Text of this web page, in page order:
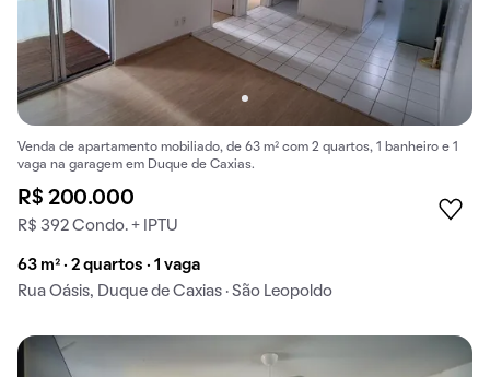
Venda de apartamento mobiliado, de 63 m² com 2 quartos, 1 banheiro e 1
vaga na garagem em Duque de Caxias.
R$ 200.000
R$ 392 Condo. + IPTU
63 m² · 2 quartos · 1 vaga
Rua Oásis, Duque de Caxias · São Leopoldo